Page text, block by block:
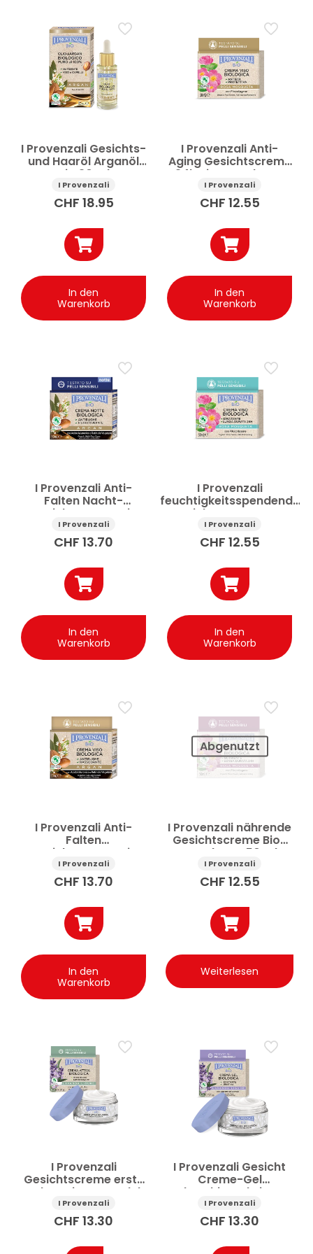
I Provenzali Gesichts-
und Haaröl Arganöl
Bio 30 ml
I Provenzali
CHF 18.95
In den
Warenkorb
I Provenzali Anti-
Aging Gesichtscreme
24h Bio-Hagebutte
50 ml
I Provenzali
CHF 12.55
In den
Warenkorb
I Provenzali Anti-
Falten Nacht-
Gesichtscreme Bio
Arganöl 50 ml
I Provenzali
CHF 13.70
In den
Warenkorb
I Provenzali
feuchtigkeitsspendende
Gesichtscreme Rosa
Mosqueta Biologica 50
ml
I Provenzali
CHF 12.55
In den
Warenkorb
I Provenzali Anti-
Falten
Gesichtscreme Bio
Arganöl 50 ml
I Provenzali
CHF 13.70
In den
Warenkorb
Abgenutzt
I Provenzali nährende
Gesichtscreme Bio-
Hagebutte 50 ml
I Provenzali
CHF 12.55
Weiterlesen
I Provenzali
Gesichtscreme erste
Falten Bio-Lavendel
50 ml
I Provenzali
CHF 13.30
I Provenzali Gesicht
Creme-Gel
beruhigend Bio-
Lavendel 50 ml
I Provenzali
CHF 13.30